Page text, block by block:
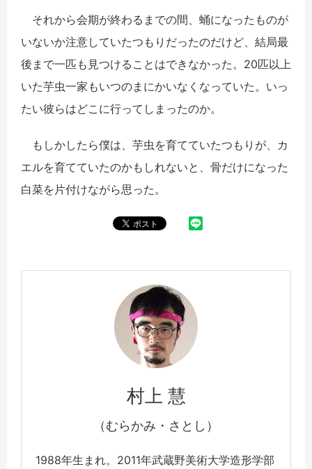
それから会期が終わるまでの間、蛹になったものが
いないか注意していたつもりだったのだけど、結局最
後まで一匹も見つけることはできなかった。20匹以上
いた芋虫一家もいつのまにかいなくなっていた。いっ
たい彼らはどこに行ってしまったのか。
もしかしたら僕は、芋虫を育てていたつもりが、カ
エルを育てていたのかもしれないと、骨だけになった
白菜を片付けながら思った。
村上 慧
（むらかみ・さとし）
1988年生まれ。2011年武蔵野美術大学造形学部